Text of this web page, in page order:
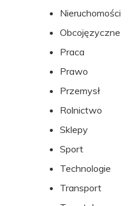
Nieruchomości
Obcojęzyczne
Praca
Prawo
Przemysł
Rolnictwo
Sklepy
Sport
Technologie
Transport